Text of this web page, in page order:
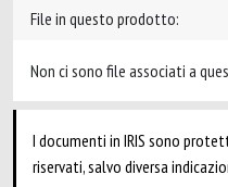
File in questo prodotto:
Non ci sono file associati a
I documenti in IRIS sono
riservati, salvo diversa